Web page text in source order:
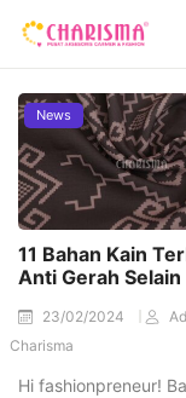
News
11 Bahan Kain
Anti Gerah Selain
23/02/2024
Charisma
Hi fashionpreneur!